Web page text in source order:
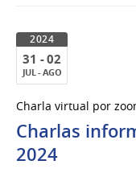
2024
31 - 02
JUL - AGO
al
02
de
Charla virtual por
Charlas
2024